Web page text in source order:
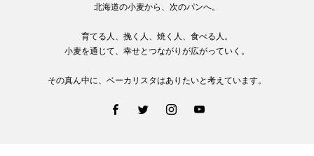
北海道の小麦から、次のパンへ。
育てる人、挽く人、焼く人、食べる人。
小麦を通じて、幸せとつながりが広がっていく。
その真ん中に、ベーカリスタはありたいと考えています。